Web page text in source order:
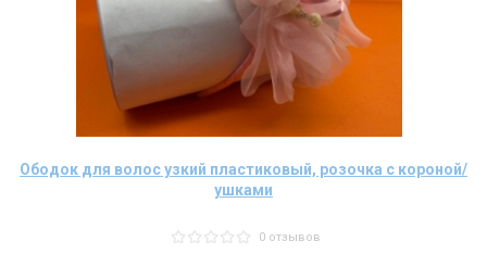
Ободок для волос узкий пластиковый, розочка с короной/
ушками
0 отзывов